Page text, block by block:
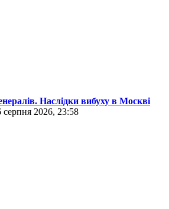
Наслідки вибуху в Москві
2026, 23:58